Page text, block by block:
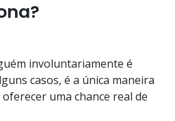
involuntariamente é
casos, é a única maneira
uma chance real de